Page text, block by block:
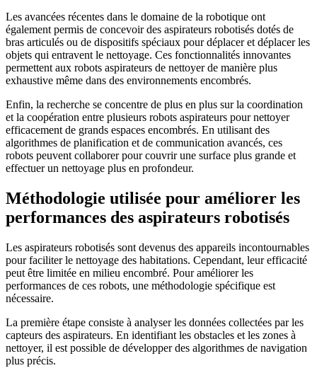
Les avancées récentes dans le domaine de la robotique ont
également permis de concevoir des aspirateurs robotisés dotés de
bras articulés ou de dispositifs spéciaux pour déplacer et déplacer les
objets qui entravent le nettoyage. Ces fonctionnalités innovantes
permettent aux robots aspirateurs de nettoyer de manière plus
exhaustive même dans des environnements encombrés.
Enfin, la recherche se concentre de plus en plus sur la coordination
et la coopération entre plusieurs robots aspirateurs pour nettoyer
efficacement de grands espaces encombrés. En utilisant des
algorithmes de planification et de communication avancés, ces
robots peuvent collaborer pour couvrir une surface plus grande et
effectuer un nettoyage plus en profondeur.
Méthodologie utilisée pour améliorer les
performances des aspirateurs robotisés
Les aspirateurs robotisés sont devenus des appareils incontournables
pour faciliter le nettoyage des habitations. Cependant, leur efficacité
peut être limitée en milieu encombré. Pour améliorer les
performances de ces robots, une méthodologie spécifique est
nécessaire.
La première étape consiste à analyser les données collectées par les
capteurs des aspirateurs. En identifiant les obstacles et les zones à
nettoyer, il est possible de développer des algorithmes de navigation
plus précis.